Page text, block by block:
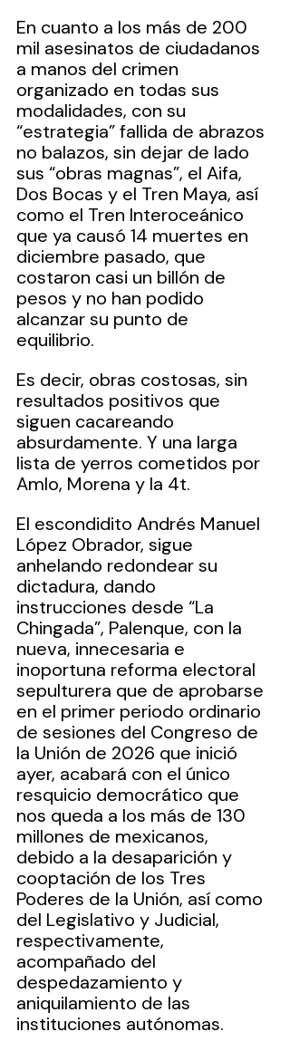
En cuanto a los más de 200
mil asesinatos de ciudadanos
a manos del crimen
organizado en todas sus
modalidades, con su
“estrategia” fallida de abrazos
no balazos, sin dejar de lado
sus “obras magnas”, el Aifa,
Dos Bocas y el Tren Maya, así
como el Tren Interoceánico
que ya causó 14 muertes en
diciembre pasado, que
costaron casi un billón de
pesos y no han podido
alcanzar su punto de
equilibrio.
Es decir, obras costosas, sin
resultados positivos que
siguen cacareando
absurdamente. Y una larga
lista de yerros cometidos por
Amlo, Morena y la 4t.
El escondidito Andrés Manuel
López Obrador, sigue
anhelando redondear su
dictadura, dando
instrucciones desde “La
Chingada”, Palenque, con la
nueva, innecesaria e
inoportuna reforma electoral
sepulturera que de aprobarse
en el primer periodo ordinario
de sesiones del Congreso de
la Unión de 2026 que inició
ayer, acabará con el único
resquicio democrático que
nos queda a los más de 130
millones de mexicanos,
debido a la desaparición y
cooptación de los Tres
Poderes de la Unión, así como
del Legislativo y Judicial,
respectivamente,
acompañado del
despedazamiento y
aniquilamiento de las
instituciones autónomas.